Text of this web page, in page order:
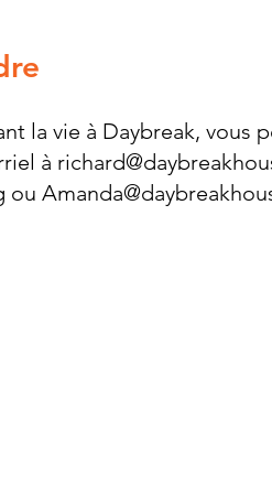
la vie à Daybreak, vous
à
ou